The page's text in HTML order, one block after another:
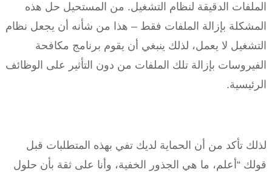
الملفات الدقيقة لنظام التشغيل. من المستحيل حل هذه
المشكلة بإزالة الملفات فقط – هذا من شأنه أن يجعل نظام
التشغيل لا يعمل، لذلك ينبغي أن يقوم برنامج مكافحة
الفيروسات بإزالة تلك الملفات من دون التأثير على الوظائف
الرئيسية.
لذلك تأكد من أن الحماية لديك تفي بهذه المتطلبات قبل
قولك “أعلم، ما هي الجذور الخفية، وأنا على ثقة بأن حلول